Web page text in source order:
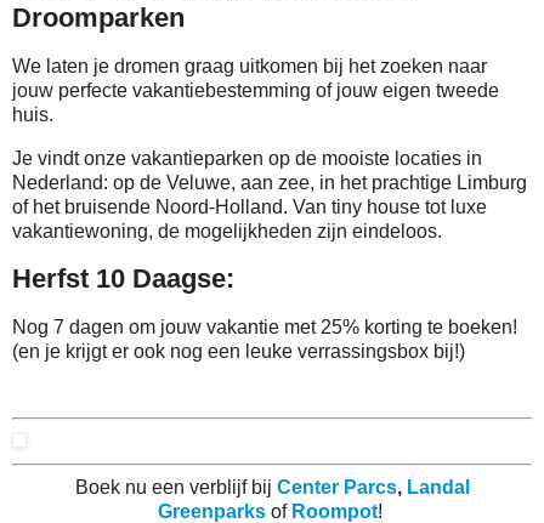
Droomparken
We laten je dromen graag uitkomen bij het zoeken naar
jouw perfecte vakantiebestemming of jouw eigen tweede
huis.
Je vindt onze vakantieparken op de mooiste locaties in
Nederland: op de Veluwe, aan zee, in het prachtige Limburg
of het bruisende Noord-Holland. Van tiny house tot luxe
vakantiewoning, de mogelijkheden zijn eindeloos.
Herfst 10 Daagse:
Nog 7 dagen om jouw vakantie met 25% korting te boeken!
(en je krijgt er ook nog een leuke verrassingsbox bij!)
Boek nu een verblijf bij Center Parcs, Landal
Greenparksof Roompot!